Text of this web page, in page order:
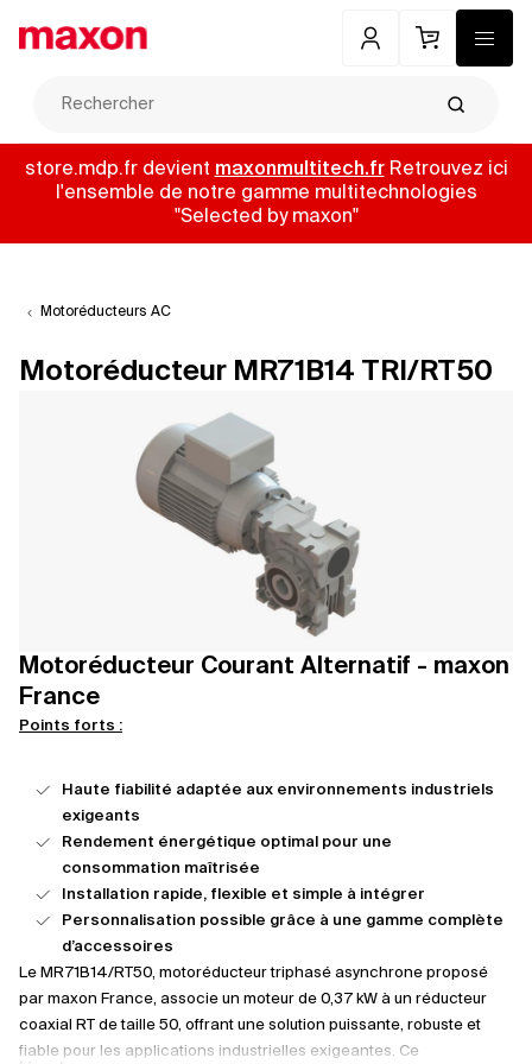
Mon compte
Panier
store.mdp.fr devient maxonmultitech.frRetrouvez ici
l'ensemble de notre gamme multitechnologies
"Selected by maxon"
Motoréducteurs AC
Motoréducteur MR71B14 TRI/RT50
Motoréducteur Courant Alternatif - maxon
France
Points forts :
Haute fiabilité adaptée aux environnements industriels
exigeants
Rendement énergétique optimal pour une
consommation maîtrisée
Installation rapide, flexible et simple à intégrer
Personnalisation possible grâce à une gamme complète
d’accessoires
Le MR71B14/RT50, motoréducteur triphasé asynchrone proposé
par maxon France, associe un moteur de 0,37 kW à un réducteur
coaxial RT de taille 50, offrant une solution puissante, robuste et
fiable pour les applications industrielles exigeantes. Ce